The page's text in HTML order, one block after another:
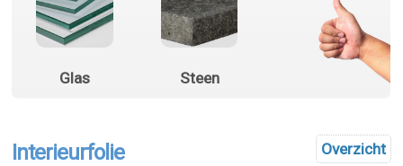
Glas Steen
Overzicht
Interieurfolie